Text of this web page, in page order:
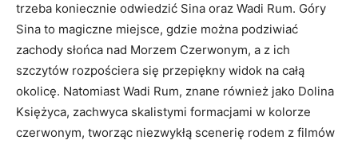
trzeba koniecznie ⁢odwiedzić Sina oraz ​Wadi Rum. Góry
Sina to magiczne miejsce, gdzie można podziwiać
zachody​ słońca nad Morzem Czerwonym, a z ich
szczytów rozpościera się przepiękny widok na całą
okolicę. Natomiast Wadi Rum, znane również jako Dolina
Księżyca,⁣ zachwyca skalistymi formacjami w kolorze
czerwonym, tworząc ‍niezwykłą scenerię rodem z filmów